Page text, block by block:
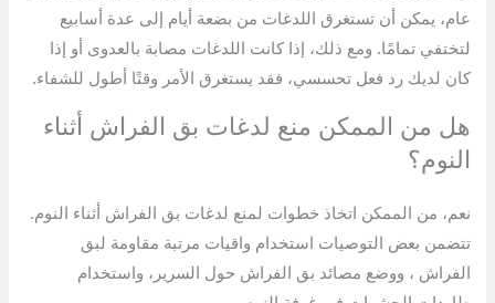
عام، يمكن أن تستغرق اللدغات من بضعة أيام إلى عدة أسابيع
لتختفي تمامًا. ومع ذلك، إذا كانت اللدغات مصابة بالعدوى أو إذا
كان لديك رد فعل تحسسي، فقد يستغرق الأمر وقتًا أطول للشفاء.
هل من الممكن منع لدغات بق الفراش أثناء
النوم؟
نعم، من الممكن اتخاذ خطوات لمنع لدغات بق الفراش أثناء النوم.
تتضمن بعض التوصيات استخدام واقيات مرتبة مقاومة لبق
الفراش ، ووضع مصائد بق الفراش حول السرير، واستخدام